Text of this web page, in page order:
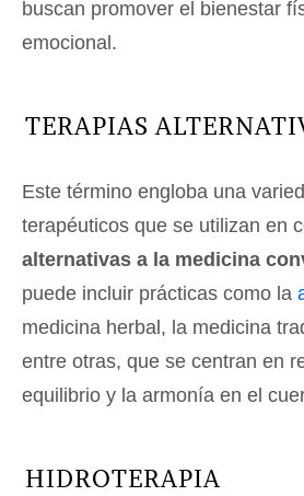
buscan promover el bienestar
emocional.
TERAPIAS
Este término engloba una
terapéuticos que se utilizan en
alternativas a la medicina
puede incluir prácticas como la
medicina herbal, la medicina
entre otras, que se centran en
equilibrio y la armonía en el
HIDROTERAPIA